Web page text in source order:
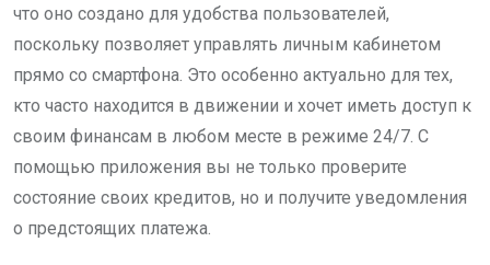
что оно создано для удобства пользователей,
поскольку позволяет управлять личным кабинетом
прямо со смартфона. Это особенно актуально для тех,
кто часто находится в движении и хочет иметь доступ к
своим финансам в любом месте в режиме 24/7. С
помощью приложения вы не только проверите
состояние своих кредитов, но и получите уведомления
о предстоящих платежа.